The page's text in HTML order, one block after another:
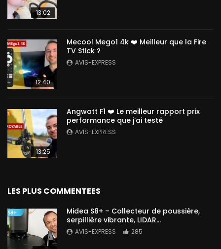
13:02
12:40
Mecool Mego1 4k ❤️ Meilleur que la Fire
TV Stick ?
AVIS-EXPRESS
13:25
Angwatt F1 ❤️ Le meilleur rapport prix
performance que j’ai testé
AVIS-EXPRESS
LES PLUS COMMENTEES
Midea S8+ – Collecteur de poussière,
serpillière vibrante, LIDAR…
AVIS-EXPRESS 285